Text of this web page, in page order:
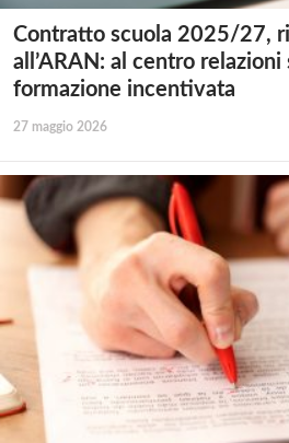
Contratto scuola 2025/27,
all’ARAN: al centro
formazione incentivata
27 maggio 2026